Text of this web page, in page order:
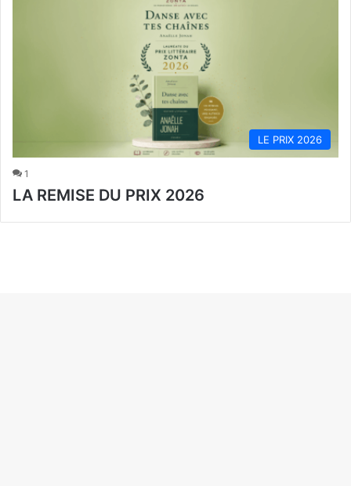
LE PRIX 2026
1
LA REMISE DU PRIX 2026